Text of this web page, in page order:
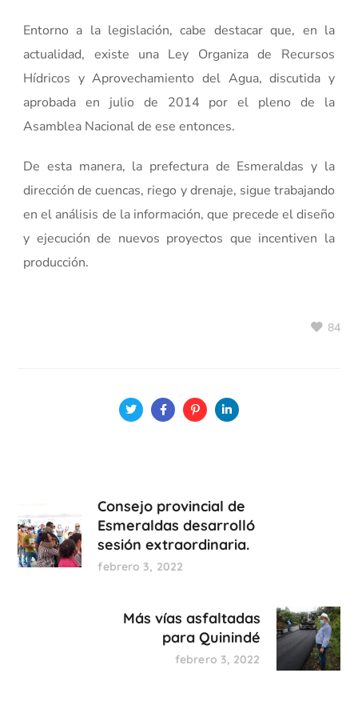
Entorno a la legislación, cabe destacar que, en la
actualidad, existe una Ley Organiza de Recursos
Hídricos y Aprovechamiento del Agua, discutida y
aprobada en julio de 2014 por el pleno de la
Asamblea Nacional de ese entonces.
De esta manera, la prefectura de Esmeraldas y la
dirección de cuencas, riego y drenaje, sigue trabajando
en el análisis de la información, que precede el diseño
y ejecución de nuevos proyectos que incentiven la
producción.
84
Consejo provincial de
Esmeraldas desarrolló
sesión extraordinaria.
febrero 3, 2022
Más vías asfaltadas
para Quinindé
febrero 3, 2022